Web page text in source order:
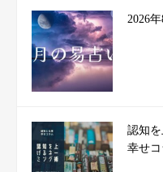
2026
認知
幸せ